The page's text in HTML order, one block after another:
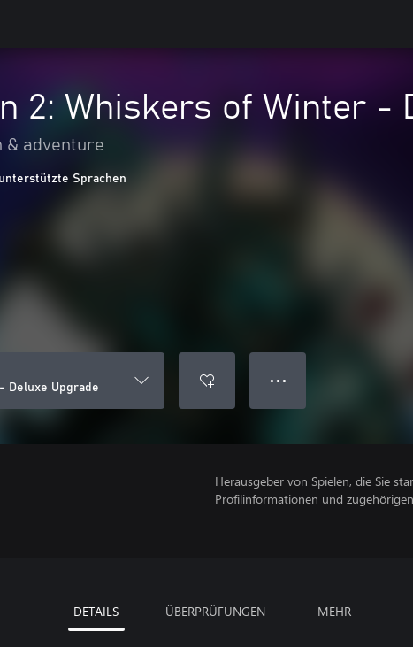
2: Whiskers of Winter -
& adventure
Sprachen
Deluxe Upgrade
● ● ●
Herausgeber von Spielen, die Sie
Profilinformationen und
DETAILS ÜBERPRÜFUNGEN MEHR